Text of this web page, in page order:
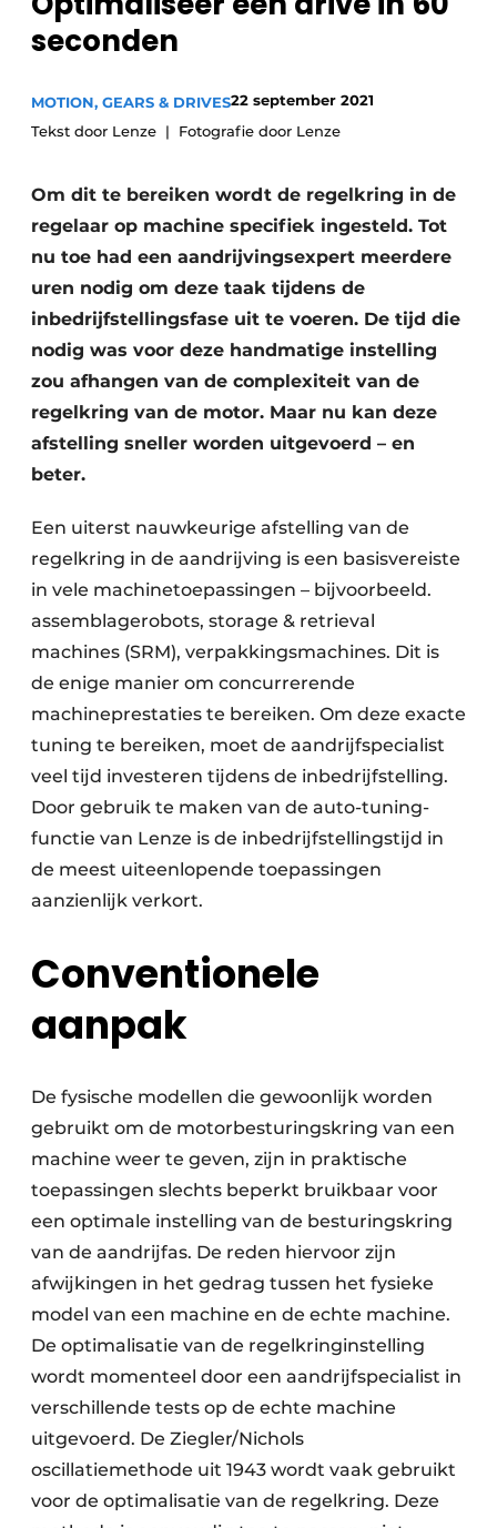
Privacy / Cookie statement
Vacatures
Video’s
seconden
MOTION, GEARS & DRIVES22 september 2021
Tekst door Lenze
Fotografie door Lenze
Om dit te bereiken wordt de regelkring in de
regelaar op machine specifiek ingesteld. Tot
nu toe had een aandrijvingsexpert meerdere
uren nodig om deze taak tijdens de
inbedrijfstellingsfase uit te voeren. De tijd die
nodig was voor deze handmatige instelling
zou afhangen van de complexiteit van de
regelkring van de motor. Maar nu kan deze
afstelling sneller worden uitgevoerd – en
beter.
Een uiterst nauwkeurige afstelling van de
regelkring in de aandrijving is een basisvereiste
in vele machinetoepassingen – bijvoorbeeld.
assemblagerobots, storage & retrieval
machines (SRM), verpakkingsmachines. Dit is
de enige manier om concurrerende
machineprestaties te bereiken. Om deze exacte
tuning te bereiken, moet de aandrijfspecialist
veel tijd investeren tijdens de inbedrijfstelling.
Door gebruik te maken van de auto-tuning-
functie van Lenze is de inbedrijfstellingstijd in
de meest uiteenlopende toepassingen
aanzienlijk verkort.
Conventionele
aanpak
De fysische modellen die gewoonlijk worden
gebruikt om de motorbesturingskring van een
machine weer te geven, zijn in praktische
toepassingen slechts beperkt bruikbaar voor
een optimale instelling van de besturingskring
van de aandrijfas. De reden hiervoor zijn
afwijkingen in het gedrag tussen het fysieke
model van een machine en de echte machine.
De optimalisatie van de regelkringinstelling
wordt momenteel door een aandrijfspecialist in
verschillende tests op de echte machine
uitgevoerd. De Ziegler/Nichols
oscillatiemethode uit 1943 wordt vaak gebruikt
voor de optimalisatie van de regelkring. Deze